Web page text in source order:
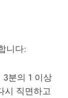
니다:
분의 1 이상
시 직면하고